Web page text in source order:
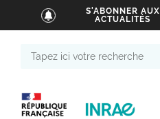
S'ABONNER AUX
ACTUALITÉS